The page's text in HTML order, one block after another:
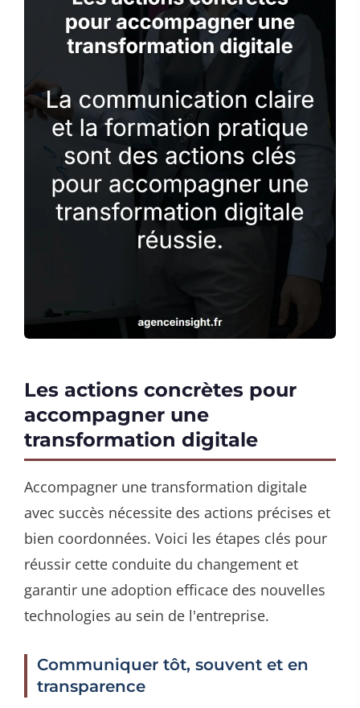
Les actions concrètes pour
accompagner une
transformation digitale
Accompagner une transformation digitale
avec succès nécessite des actions précises et
bien coordonnées. Voici les étapes clés pour
réussir cette conduite du changement et
garantir une adoption efficace des nouvelles
technologies au sein de l'entreprise.
Communiquer tôt, souvent et en
transparence